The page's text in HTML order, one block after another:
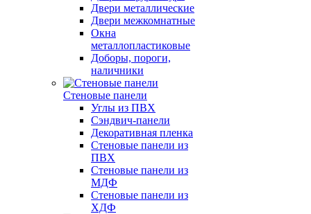
Двери металлические
Двери межкомнатные
Окна
металлопластиковые
Доборы, пороги,
наличники
Стеновые панели
Углы из ПВХ
Сэндвич-панели
Декоративная пленка
Стеновые панели из
ПВХ
Стеновые панели из
МДФ
Стеновые панели из
ХДФ